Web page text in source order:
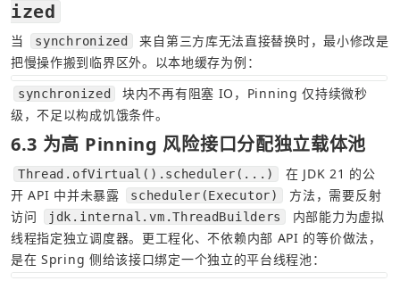
ized
当 synchronized
来自第三方库无法直接替换时，最小修改是
把慢操作搬到临界区外。以本地缓存为例：
synchronized
块内不再有阻塞 IO，Pinning 仅持续微秒
级，不足以构成饥饿条件。
6.3 为高 Pinning 风险接口分配独立载体池
Thread.ofVirtual().scheduler(...)
在 JDK 21 的公
开 API 中并未暴露
scheduler(Executor)
方法，需要反射
访问
jdk.internal.vm.ThreadBuilders
内部能力为虚拟
线程指定独立调度器。更工程化、不依赖内部 API 的等价做法，
是在 Spring 侧给该接口绑定一个独立的平台线程池：